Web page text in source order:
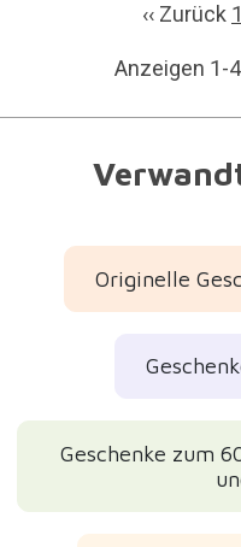
‹‹ Zurück 1
Anzeigen 1-
Originelle
Geschenke zum